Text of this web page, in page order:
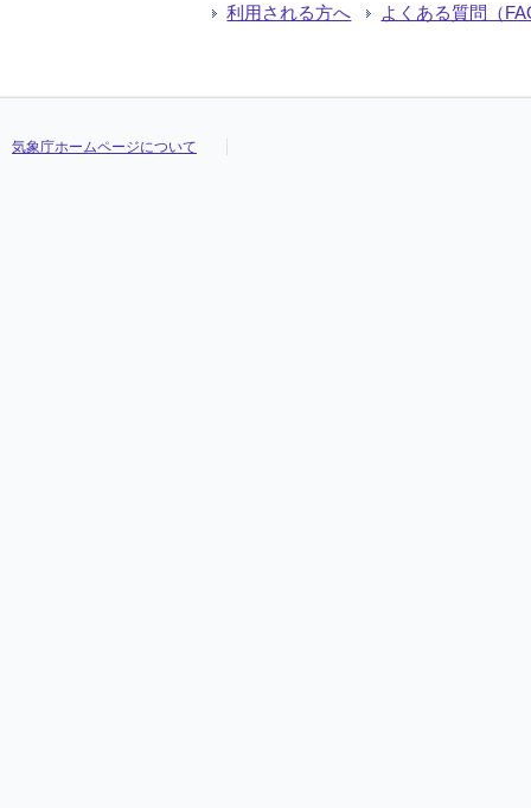
利用される方へ よくある質問（
気象庁ホームページについて